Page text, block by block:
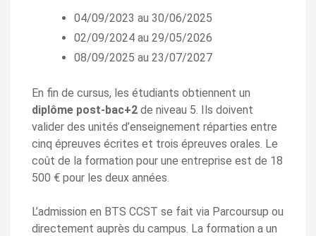
04/09/2023 au 30/06/2025
02/09/2024 au 29/05/2026
08/09/2025 au 23/07/2027
En fin de cursus, les étudiants obtiennent un
diplôme post-bac+2 de niveau 5. Ils doivent
valider des unités d’enseignement réparties entre
cinq épreuves écrites et trois épreuves orales. Le
coût de la formation pour une entreprise est de 18
500 € pour les deux années.
L’admission en BTS CCST se fait via Parcoursup ou
directement auprès du campus. La formation a un